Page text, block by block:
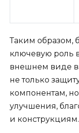
Таким образом,
ключевую роль
внешнем виде
не только
компонентам,
улучшения,
и конструкциям.